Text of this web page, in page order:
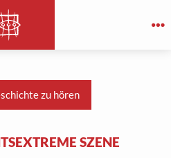
zu hören
SZENE